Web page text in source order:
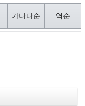
가나다순 역순